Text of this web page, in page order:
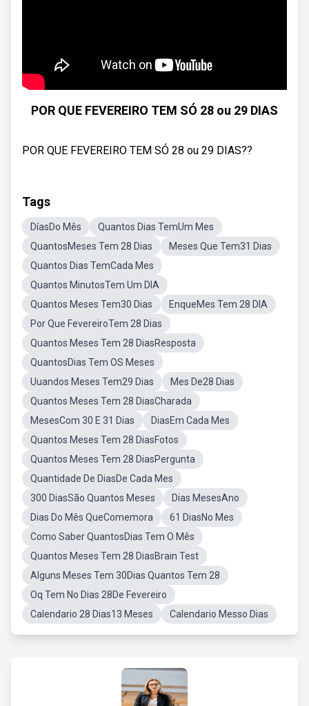
POR QUE FEVEREIRO TEM SÓ 28 ou 29 DIAS
POR QUE FEVEREIRO TEM SÓ 28 ou 29 DIAS??
Tags
DíasDo Mês
Quantos Dias TemUm Mes
QuantosMeses Tem 28 Dias
Meses Que Tem31 Dias
Quantos Dias TemCada Mes
Quantos MinutosTem Um DIA
Quantos Meses Tem30 Dias
EnqueMes Tem 28 DIA
Por Que FevereiroTem 28 Dias
Quantos Meses Tem 28 DiasResposta
QuantosDias Tem OS Meses
Uuandos Meses Tem29 Dias
Mes De28 Dias
Quantos Meses Tem 28 DiasCharada
MesesCom 30 E 31 Dias
DiasEm Cada Mes
Quantos Meses Tem 28 DiasFotos
Quantos Meses Tem 28 DiasPergunta
Quantidade De DiasDe Cada Mes
300 DiasSão Quantos Meses
Dias MesesAno
Dias Do Mês QueComemora
61 DiasNo Mes
Como Saber QuantosDias Tem O Mês
Quantos Meses Tem 28 DiasBrain Test
Alguns Meses Tem 30Dias Quantos Tem 28
Oq Tem No Dias 28De Fevereiro
Calendario 28 Dias13 Meses
Calendario Messo Dias